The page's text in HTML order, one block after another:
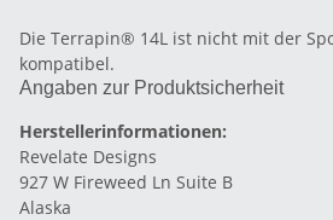
Die Terrapin® 14L ist nicht mit der
kompatibel.
Angaben zur Produktsicherheit
Herstellerinformationen:
Revelate Designs
927 W Fireweed Ln Suite B
Alaska